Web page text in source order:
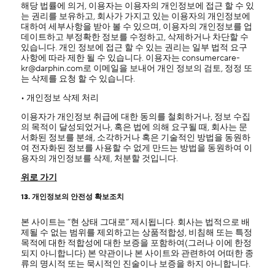
해당 법률에 의거, 이용자는 이용자의 개인정보에 접근 할 수 있
는 권리를 보유하고, 회사가 가지고 있는 이용자의 개인정보에
대하여 세부사항을 받아 볼 수 있으며, 이용자의 개인정보를 업
데이트하고 부정확한 정보를 수정하고, 삭제하거나 차단할 수
있습니다. 개인 정보에 접근 할 수 있는 권리는 일부 법적 요구
사항에 따라 제한 될 수 있습니다. 이용자는 consumercare-
kr@darphin.com로 이메일을 보내어 개인 정보의 검토, 정정 또
는 삭제를 요청 할 수 있습니다.
• 개인정보 삭제 처리
이용자가 개인정보 취급에 대한 동의를 철회하거나, 정보 수집
의 목적이 달성되었거나, 혹은 법에 의해 요구될 때, 회사는 문
서화된 정보를 분쇄, 소각하거나 혹은 기술적인 방법을 동원하
여 전자화된 정보를 사용할 수 없게 만드는 방법을 동원하여 이
용자의 개인정보를 삭제, 처분할 것입니다.
위로 가기
13. 개인정보의 안전성 확보조치
본 사이트는 “현 상태 그대로” 제시됩니다. 회사는 법적으로 배
제될 수 없는 범위를 제외하고는 상품적합성, 비침해 또는 특정
목적에 대한 적합성에 대한 보증을 포함하여(그러나 이에 한정
되지 아니합니다) 본 약관이나 본 사이트와 관련하여 어떠한 종
류의 명시적 또는 묵시적인 진술이나 보증을 하지 아니합니다.